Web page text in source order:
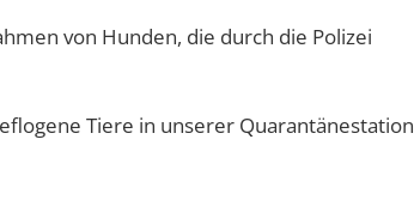
von Hunden, die durch die Polizei
Tiere in unserer Quarantänestation